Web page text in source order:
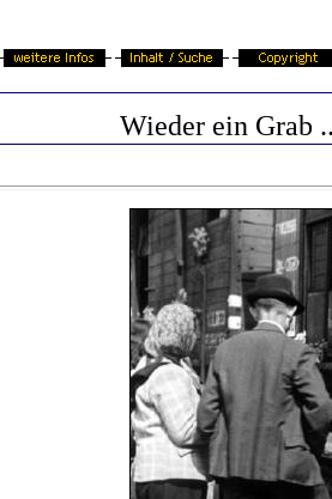
Wieder ein Grab